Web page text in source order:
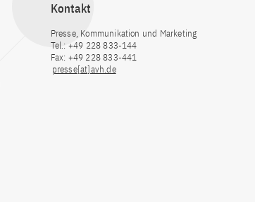
Kontakt
Presse, Kommunikation und Marketing
Tel.: +49 228 833-144
Fax: +49 228 833-441
presse[at]avh.de